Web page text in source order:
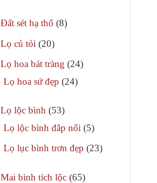
phẩm
Đất sét hạ thổ 88
Lọ củ tỏi 2020
phẩm
Lọ hoa bát tràng 2424
Lọ hoa sứ đẹp 2424
Lọ lộc bình 5353
sản
Lọ lộc bình đắp nổi 55
phẩm
Lọ lục bình trơn đẹp 2323
Mai bình tích lộc 6565